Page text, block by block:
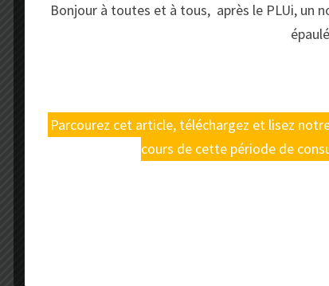
Bonjour à toutes et à tous, après le PLUi, un
Parcourez cet article, téléchargez et lisez
cours de cette période de